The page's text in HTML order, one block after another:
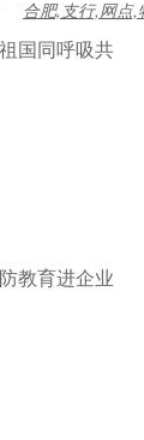
合肥,支行,网点